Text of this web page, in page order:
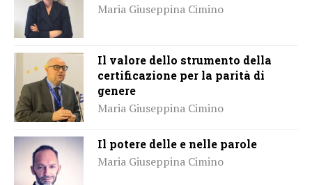
Maria Giuseppina Cimino
Il valore dello strumento della
certificazione per la parità di
genere
Maria Giuseppina Cimino
Il potere delle e nelle parole
Maria Giuseppina Cimino